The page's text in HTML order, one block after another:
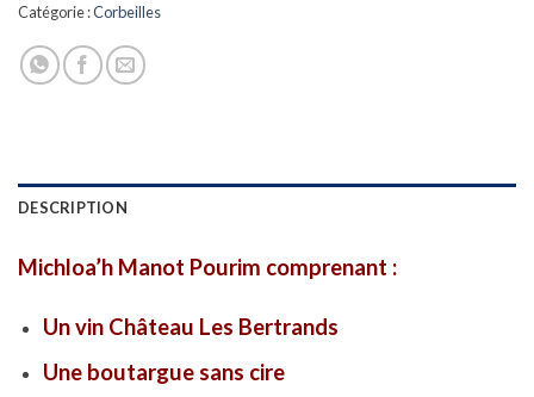
Catégorie :Corbeilles
DESCRIPTION
Michloa’h Manot Pourim comprenant :
Un vin Château Les Bertrands
Une boutargue sans cire